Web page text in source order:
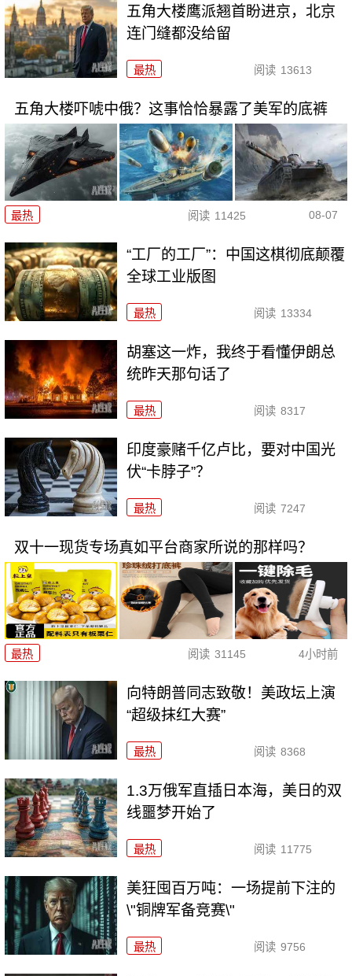
五角大楼鹰派翘首盼进京，北京
连门缝都没给留
最热 阅读 13613
五角大楼吓唬中俄？这事恰恰暴露了美军的底裤
最热 阅读 11425 08-07
“工厂的工厂”：中国这棋彻底颠覆
全球工业版图
最热 阅读 13334
胡塞这一炸，我终于看懂伊朗总
统昨天那句话了
最热 阅读 8317
印度豪赌千亿卢比，要对中国光
伏“卡脖子”？
最热 阅读 7247
双十一现货专场真如平台商家所说的那样吗？
最热 阅读 31145 4小时前
向特朗普同志致敬！美政坛上演
“超级抹红大赛”
最热 阅读 8368
1.3万俄军直插日本海，美日的双
线噩梦开始了
最热 阅读 11775
美狂囤百万吨：一场提前下注的
\"铜牌军备竞赛\"
最热 阅读 9756